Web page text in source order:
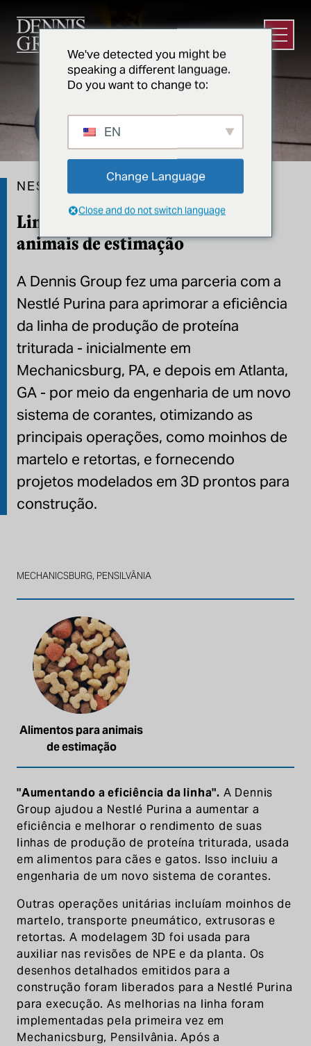
Abrir
Linha de ração desfiada para
animais de estimação
NESTLÉ PURINA
A Dennis Group fez uma parceria com a
Nestlé Purina para aprimorar a eficiência
da linha de produção de proteína
triturada - inicialmente em
Mechanicsburg, PA, e depois em Atlanta,
GA - por meio da engenharia de um novo
sistema de corantes, otimizando as
principais operações, como moinhos de
martelo e retortas, e fornecendo
projetos modelados em 3D prontos para
construção.
MECHANICSBURG, PENSILVÂNIA
Alimentos para animais
de estimação
"Aumentando a eficiência da linha". A Dennis
Group ajudou a Nestlé Purina a aumentar a
eficiência e melhorar o rendimento de suas
linhas de produção de proteína triturada, usada
em alimentos para cães e gatos. Isso incluiu a
engenharia de um novo sistema de corantes.
Outras operações unitárias incluíam moinhos de
martelo, transporte pneumático, extrusoras e
retortas. A modelagem 3D foi usada para
auxiliar nas revisões de NPE e da planta. Os
desenhos detalhados emitidos para a
construção foram liberados para a Nestlé Purina
para execução. As melhorias na linha foram
implementadas pela primeira vez em
Mechanicsburg, Pensilvânia. Após a
We've detected you might be
speaking a different language.
Do you want to change to:
EN
Change Language
Close and do not switch language